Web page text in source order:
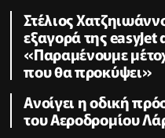
Στέλιος
εξαγορά της
«Παραμένουμε
που θα προκύψει»
Ανοίγει η οδική
του Αεροδρομίου